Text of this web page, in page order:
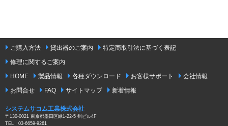
ご購入方法 貸出器のご案内
特定商取引法に基づく表記
修理に関するご案内
HOME
製品情報 各種ダウンロード お客様サポート
会社情報
お問合せ
FAQ サイトマップ 新着情報
システムサコム工業株式会社
〒130-0021 東京都墨田区緑1-22-5 州ビル4F
TEL：03-6659-9261